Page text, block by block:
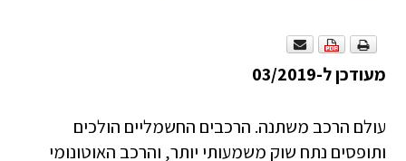
מעודכן ל-03/2019
עולם הרכב משתנה. הרכבים החשמליים הולכים
ותופסים נתח שוק משמעותי יותר, והרכב האוטונומי